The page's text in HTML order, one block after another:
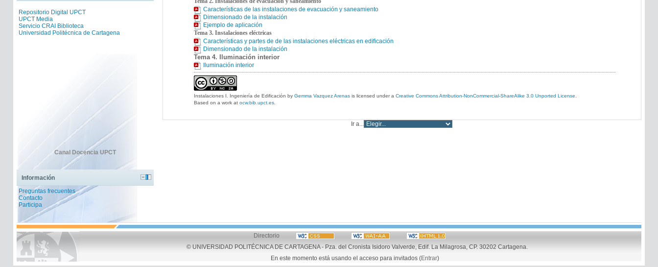
Características de las instalaciones de evacuación y saneamiento
Dimensionado de la instalación
Ejemplo de aplicación
Tema 3. Instalaciones eléctricas
Características y partes de de las instalaciones eléctricas en edificación
Dimensionado de la instalación
Tema 4. Iluminación interior
Iluminación interior
Instalaciones I. Ingeniería de Edificación by Gemma Vazquez Arenasis licensed under a Creative Commons Attribution-NonCommercial-ShareAlike 3.0 Unported License.
Based on a work at ocw.bib.upct.es.
Ir a...
Repositorio Digital UPCT
UPCT Media
Servicio CRAI Biblioteca
Universidad Politécnica de Cartagena
Canal Docencia UPCT
Información
Preguntas frecuentes
Contacto
Participa
Directorio
© UNIVERSIDAD POLITÉCNICA DE CARTAGENA - Pza. del Cronista Isidoro Valverde, Edif. La Milagrosa, CP. 30202 Cartagena.
En este momento está usando el acceso para invitados (Entrar)